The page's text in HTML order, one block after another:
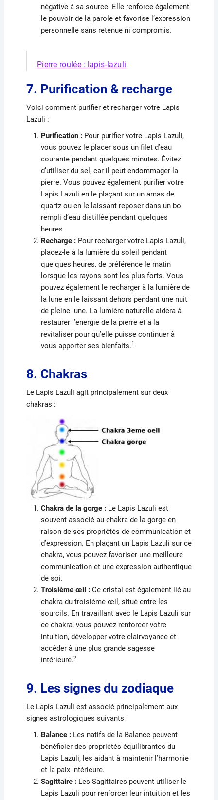
négative à sa source. Elle renforce également
le pouvoir de la parole et favorise l’expression
personnelle sans retenue ni compromis.
Pierre roulée : lapis-lazuli
7. Purification & recharge
Voici comment purifier et recharger votre Lapis
Lazuli :
Purification :Pour purifier votre Lapis Lazuli,
vous pouvez le placer sous un filet d’eau
courante pendant quelques minutes. Évitez
d’utiliser du sel, car il peut endommager la
pierre. Vous pouvez également purifier votre
Lapis Lazuli en le plaçant sur un amas de
quartz ou en le laissant reposer dans un bol
rempli d’eau distillée pendant quelques
heures.
Recharge :Pour recharger votre Lapis Lazuli,
placez-le à la lumière du soleil pendant
quelques heures, de préférence le matin
lorsque les rayons sont les plus forts. Vous
pouvez également le recharger à la lumière de
la lune en le laissant dehors pendant une nuit
de pleine lune. La lumière naturelle aidera à
restaurer l’énergie de la pierre et à la
revitaliser pour qu’elle puisse continuer à
vous apporter ses bienfaits.1
8. Chakras
Le Lapis Lazuli agit principalement sur deux
chakras :
Chakra de la gorge :Le Lapis Lazuli est
souvent associé au chakra de la gorge en
raison de ses propriétés de communication et
d’expression. En plaçant un Lapis Lazuli sur ce
chakra, vous pouvez favoriser une meilleure
communication et une expression authentique
de soi.
Troisième œil :Ce cristal est également lié au
chakra du troisième œil, situé entre les
sourcils. En travaillant avec le Lapis Lazuli sur
ce chakra, vous pouvez renforcer votre
intuition, développer votre clairvoyance et
accéder à une plus grande sagesse
intérieure.2
9. Les signes du zodiaque
Le Lapis Lazuli est associé principalement aux
signes astrologiques suivants :
Balance :Les natifs de la Balance peuvent
bénéficier des propriétés équilibrantes du
Lapis Lazuli, les aidant à maintenir l’harmonie
et la paix intérieure.
Sagittaire :Les Sagittaires peuvent utiliser le
Lapis Lazuli pour renforcer leur intuition et les